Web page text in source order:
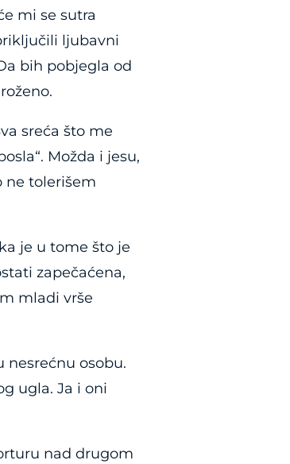
mi se sutra
ljubavni
bih pobjegla od
sreća što me
Možda i jesu,
ne tolerišem
je u tome što je
zapečaćena,
mladi vrše
nesrećnu osobu.
ugla. Ja i oni
nad drugom